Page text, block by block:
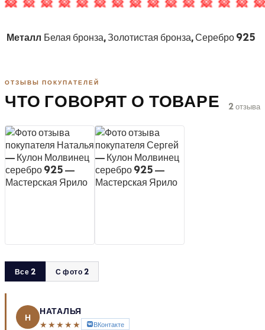
Металл Белая бронза, Золотистая бронза, Серебро 925
ОТЗЫВЫ ПОКУПАТЕЛЕЙ
ЧТО ГОВОРЯТ О ТОВАРЕ 2 отзыва
Все 2 С фото 2
Н
НАТАЛЬЯ
★★★★★
ВКонтакте